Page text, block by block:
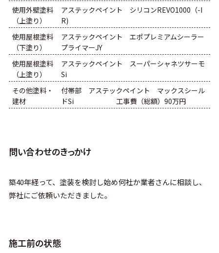
使用外壁塗料
（上塗り）
アステックペイント シリコンREVO1000（-I
R)
使用屋根塗料
（下塗り）
アステックペイント エポプレミアムシーラー
プライマーJY
使用屋根塗料
（上塗り）
アステックペイント スーパーシャネツサーモ
Si
その他塗料・
建材
付帯部 アステックペイント マックスシール
ドSi 工事費（総額）90万円
問い合わせのきっかけ
築40年経って、塗装を検討し始め何社か業者さんに相談し、
弊社にご依頼いただきました。
施工前の状態